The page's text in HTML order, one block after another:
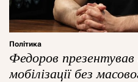
Політика
Федоров презентував
мобілізації без